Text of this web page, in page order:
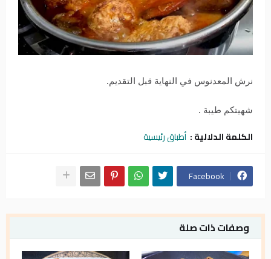
نرش المعدنوس في النهاية قبل التقديم.
شهيتكم طيبة .
الكلمة الدلالية : أطباق رئيسية
Facebook
وصفات ذات صلة